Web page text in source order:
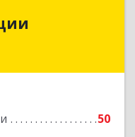
50
г, Мира пр-